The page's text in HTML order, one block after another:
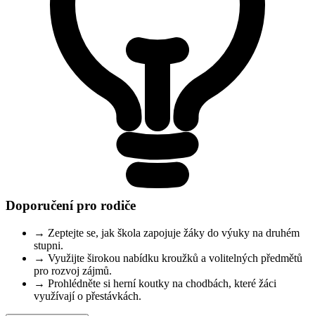
Doporučení pro rodiče
→ Zeptejte se, jak škola zapojuje žáky do výuky na druhém
stupni.
→ Využijte širokou nabídku kroužků a volitelných předmětů
pro rozvoj zájmů.
→ Prohlédněte si herní koutky na chodbách, které žáci
využívají o přestávkách.